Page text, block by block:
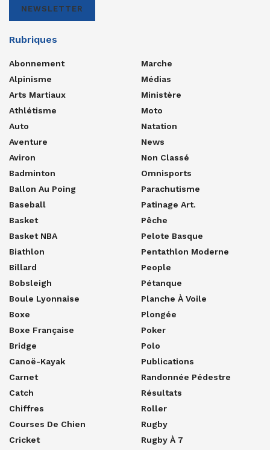
NEWSLETTER
Rubriques
Abonnement
Alpinisme
Arts Martiaux
Athlétisme
Auto
Aventure
Aviron
Badminton
Ballon Au Poing
Baseball
Basket
Basket NBA
Biathlon
Billard
Bobsleigh
Boule Lyonnaise
Boxe
Boxe Française
Bridge
Canoë-Kayak
Carnet
Catch
Chiffres
Courses De Chien
Cricket
Marche
Médias
Ministère
Moto
Natation
News
Non Classé
Omnisports
Parachutisme
Patinage Art.
Pêche
Pelote Basque
Pentathlon Moderne
People
Pétanque
Planche À Voile
Plongée
Poker
Polo
Publications
Randonnée Pédestre
Résultats
Roller
Rugby
Rugby À 7